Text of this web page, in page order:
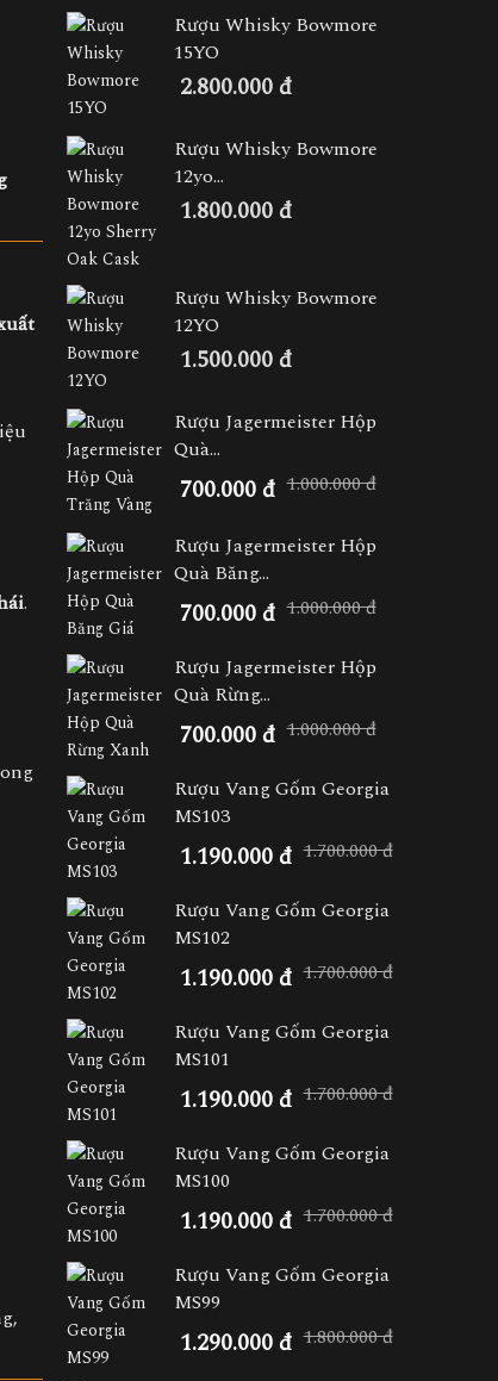
.
Rượu Whisky Bowmore
15YO
2.800.000 đ
Rượu Whisky Bowmore
12yo...
1.800.000 đ
Rượu Whisky Bowmore
12YO
1.500.000 đ
Rượu Jagermeister Hộp
Quà...
700.000 đ 1.000.000 đ
Rượu Jagermeister Hộp
Quà Băng...
700.000 đ 1.000.000 đ
Rượu Jagermeister Hộp
Quà Rừng...
700.000 đ 1.000.000 đ
Rượu Vang Gốm Georgia
MS103
1.190.000 đ 1.700.000 đ
Rượu Vang Gốm Georgia
MS102
1.190.000 đ 1.700.000 đ
Rượu Vang Gốm Georgia
MS101
1.190.000 đ 1.700.000 đ
Rượu Vang Gốm Georgia
MS100
1.190.000 đ 1.700.000 đ
Rượu Vang Gốm Georgia
MS99
1.290.000 đ 1.800.000 đ